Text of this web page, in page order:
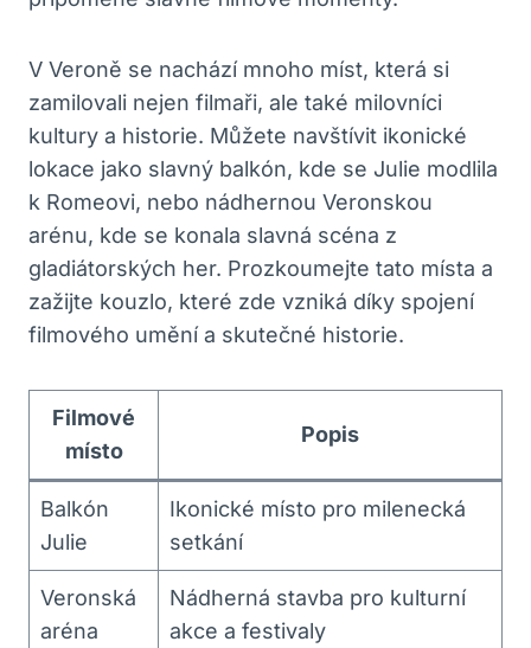
V Veroně se nachází mnoho míst, která si
zamilovali nejen filmaři, ale také milovníci
kultury a historie. Můžete navštívit ikonické
lokace jako slavný balkón, kde se Julie modlila
k Romeovi, nebo nádhernou Veronskou
arénu, kde se konala slavná scéna z
gladiátorských her. Prozkoumejte tato místa a
zažijte kouzlo, které zde vzniká díky spojení
filmového umění a skutečné historie.
Filmové
místo
Popis
Balkón
Julie
Ikonické místo pro milenecká
setkání
Veronská
aréna
Nádherná stavba pro kulturní
akce a festivaly